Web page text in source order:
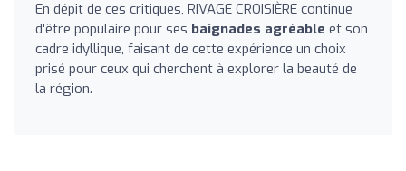
En dépit de ces critiques, RIVAGE CROISIÈRE continue
d'être populaire pour ses baignades agréable et son
cadre idyllique, faisant de cette expérience un choix
prisé pour ceux qui cherchent à explorer la beauté de
la région.